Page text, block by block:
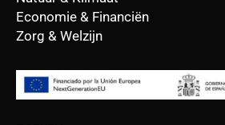
Economie & Financiën
Zorg & Welzijn